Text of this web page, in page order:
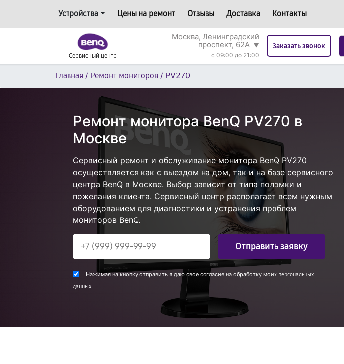
Устройства Цены на ремонт Отзывы Доставка Контакты
Сервисный центр
Москва, Ленинградский
проспект, 62А ▼
c 09:00 до 21:00
Заказать звонок
Главная / Ремонт мониторов / PV270
Ремонт монитора BenQ PV270 в
Москве
Сервисный ремонт и обслуживание монитора BenQ PV270
осуществляется как с выездом на дом, так и на базе сервисного
центра BenQ в Москве. Выбор зависит от типа поломки и
пожелания клиента. Сервисный центр располагает всем нужным
оборудованием для диагностики и устранения проблем
мониторов BenQ.
Отправить заявку
Нажимая на кнопку отправить я даю свое согласие на обработку моих персональных
данных.